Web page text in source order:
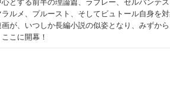
とする前半の理論篇、ラブレー、セルバンテ
ルメ、プルースト、そしてビュトール自身を
が、いつしか長編小説の似姿となり、みずか
こに開幕！